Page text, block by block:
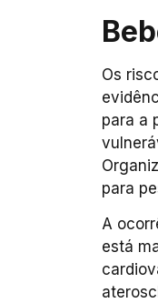
Os
para a
para
A
está